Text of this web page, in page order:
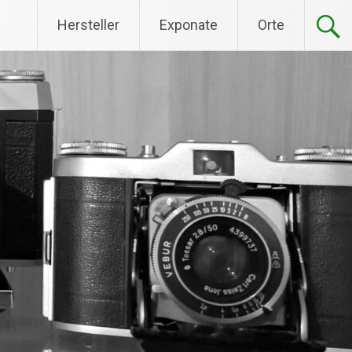
Hersteller Exponate Orte